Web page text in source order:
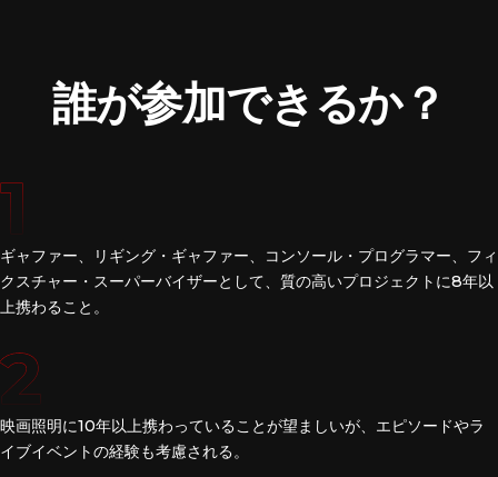
誰が参加できるか？
1
ギャファー、リギング・ギャファー、コンソール・プログラマー、フィ
クスチャー・スーパーバイザーとして、質の高いプロジェクトに8年以
上携わること。
2
映画照明に10年以上携わっていることが望ましいが、エピソードやラ
イブイベントの経験も考慮される。